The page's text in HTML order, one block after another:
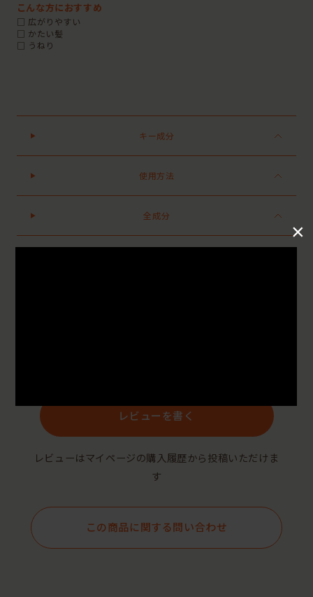
×
こんな方におすすめ
□ 広がりやすい
□ かたい髪
□ うねり
キー成分
使用方法
全成分
レビューを書く
レビューはマイページの購入履歴から投稿いただけま
す
この商品に関する問い合わせ